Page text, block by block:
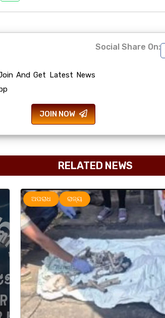
And Get Latest News
JOIN NOW
Social Share On:
RELATED NEWS
ରାଜ୍ୟ